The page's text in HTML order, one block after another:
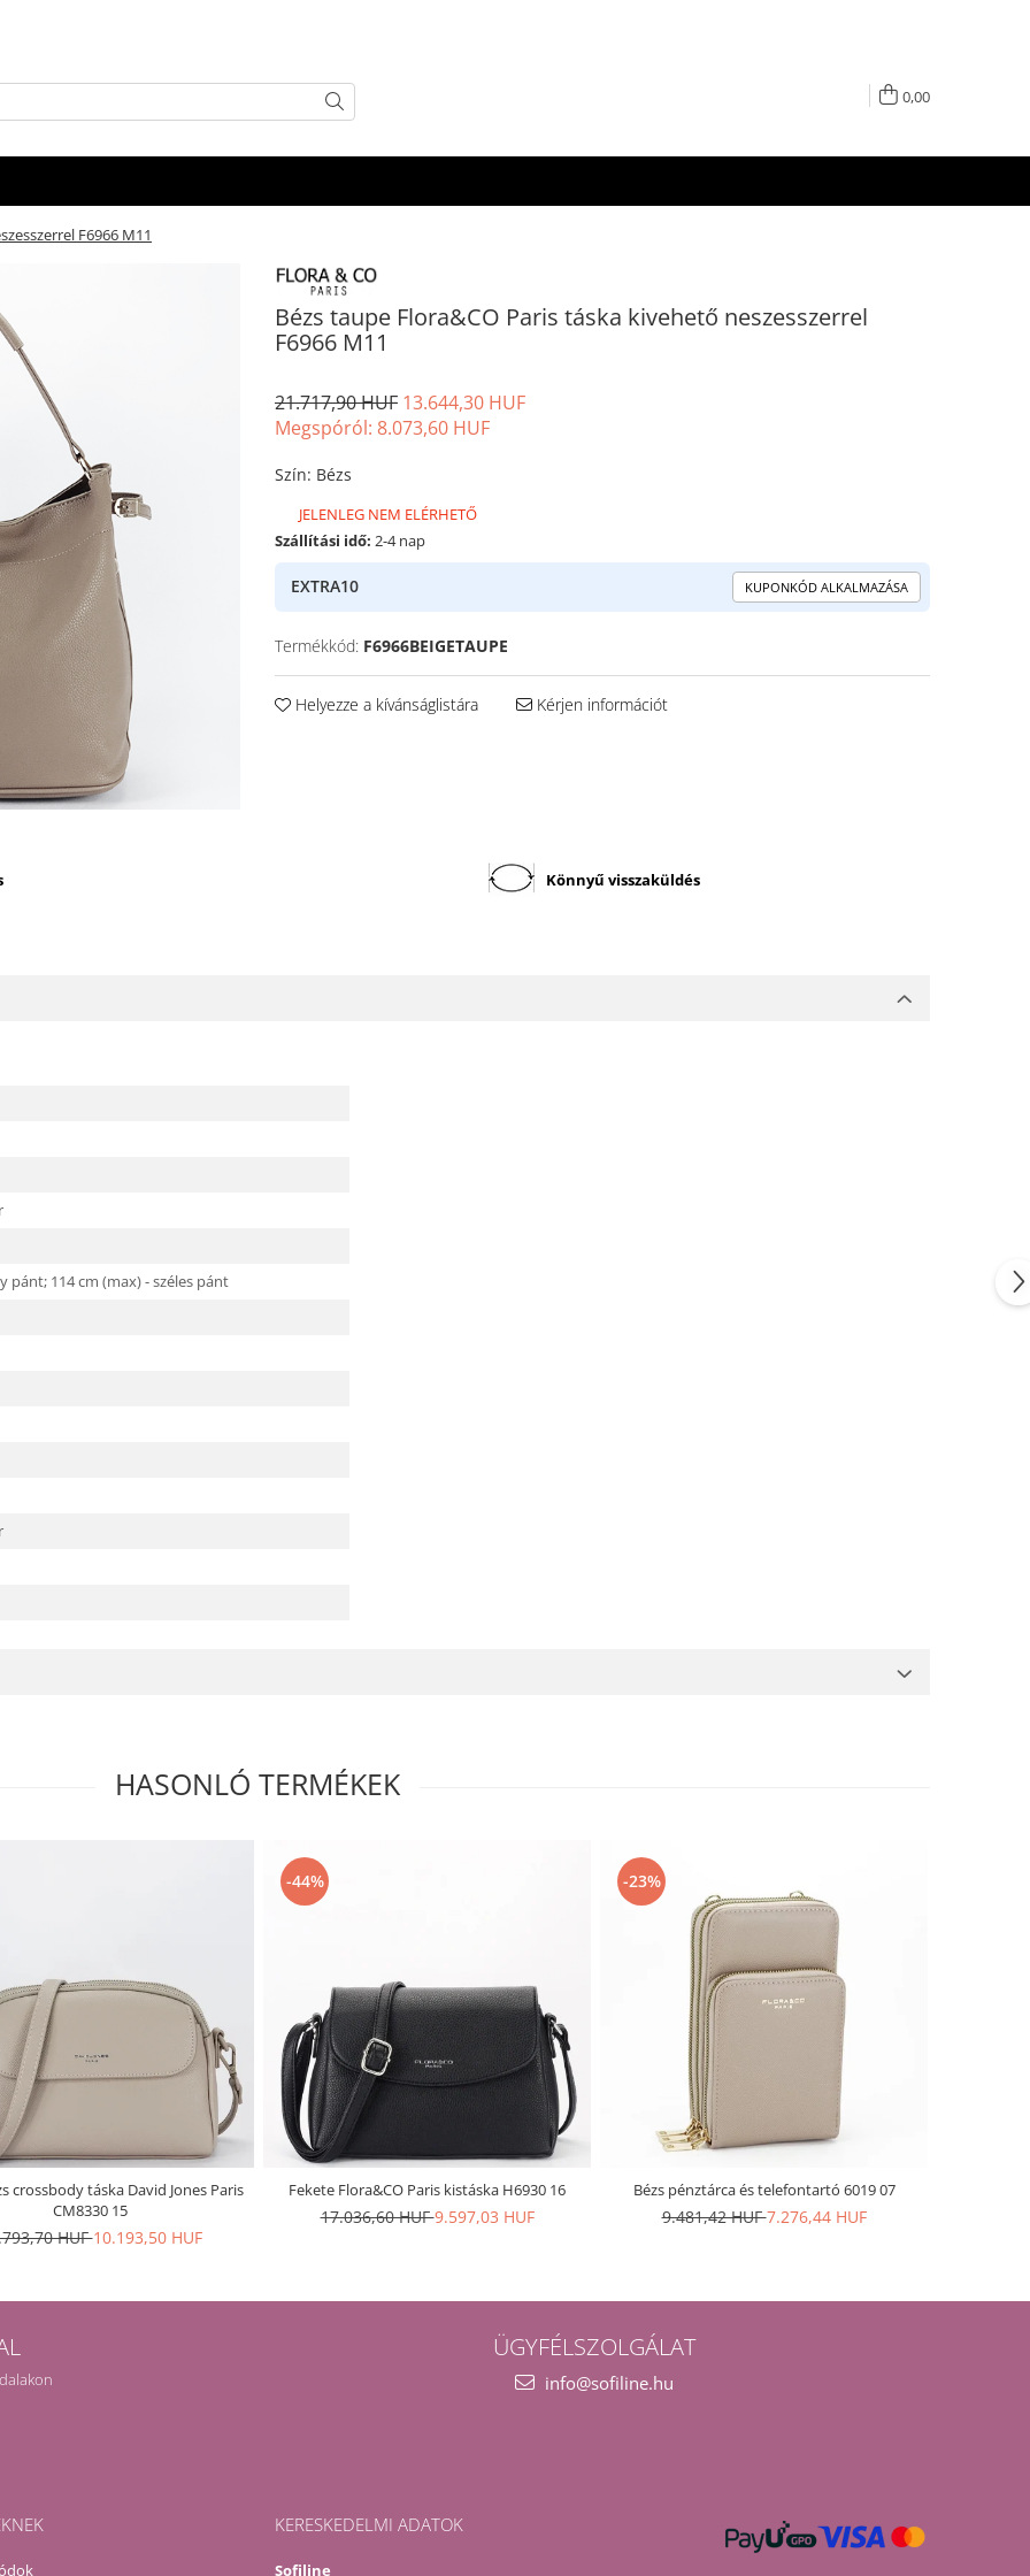
0,00
F6966 M11
Bézs taupe Flora&CO Paris táska kivehető neszesszerrel
F6966 M11
21.717,90 HUF 13.644,30 HUF
Megspóról: 8.073,60 HUF
Szín: Bézs
JELENLEG NEM ELÉRHETŐ
Szállítási idő: 2-4 nap
EXTRA10 KUPONKÓD ALKALMAZÁSA
Termékkód: F6966BEIGETAUPE
Helyezze a kívánságlistára Kérjen információt
Könnyű visszaküldés
pánt; 114 cm (max) - széles pánt
HASONLÓ TERMÉKEK
crossbody táska David Jones Paris
CM8330 15
HUF10.193,50 HUF
-44%
Fekete Flora&CO Paris kistáska H6930 16
17.036,60 HUF9.597,03 HUF
-23%
Bézs pénztárca és telefontartó 6019 07
9.481,42 HUF7.276,44 HUF
ÜGYFÉLSZOLGÁLAT
info@sofiline.hu
KERESKEDELMI ADATOK
Sofiline